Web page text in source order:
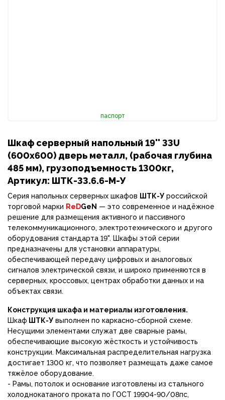
паспорт
Шкаф серверный напольный 19'' 33U
(600х600) дверь металл, (рабочая глубина
485 мм), грузоподъемность 1300кг,
Артикул: ШТК-33.6.6-М-У
Серия напольных серверных шкафов ШТК-У российской
торговой марки ReDGeN — это современное и надёжное
решение для размещения активного и пассивного
телекоммуникационного, электротехнического и другого
оборудования стандарта 19". Шкафы этой серии
предназначены для установки аппаратуры,
обеспечивающей передачу цифровых и аналоговых
сигналов электрической связи, и широко применяются в
серверных, кроссовых, центрах обработки данных и на
объектах связи.
Конструкция шкафа и материалы изготовления.
Шкаф ШТК-У выполнен по каркасно-сборной схеме.
Несущими элементами служат две сварные рамы,
обеспечивающие высокую жёсткость и устойчивость
конструкции. Максимальная распределительная нагрузка
достигает 1300 кг, что позволяет размещать даже самое
тяжёлое оборудование.
- Рамы, потолок и основание изготовлены из стального
холоднокатаного проката по ГОСТ 19904-90/08пс,